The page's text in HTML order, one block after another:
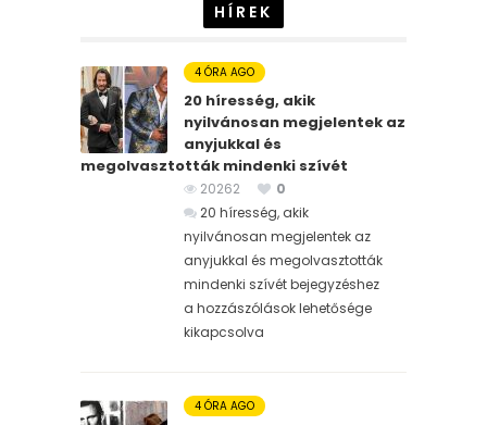
HÍREK
4 ÓRA AGO
20 híresség, akik
nyilvánosan megjelentek az
anyjukkal és
megolvasztották mindenki szívét
20262
0
20 híresség, akik
nyilvánosan megjelentek az
anyjukkal és megolvasztották
mindenki szívét bejegyzéshez
a hozzászólások lehetősége
kikapcsolva
4 ÓRA AGO